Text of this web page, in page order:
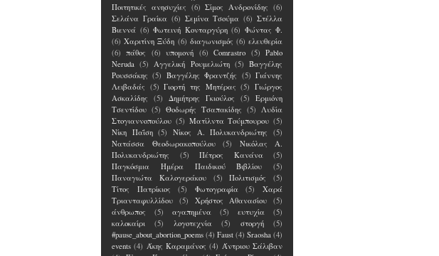
Ποιτητικές ανησυχίες (6) Σίμος Ανδρονίδης (6)
Σελάνα Γραίκα (6) Σεμίνα Τσούμα (6) Στέλλα
Βιεννά (6) Φωτεινή Κονταργύρη (6) Φώντας Φ.
(6) Χαριτίνη Ξύδη (6) διαγωνισμός (6) ελευθερία
(6)
πάθος (6) υπομονή (6) Comrastro (5) Pablo
Neruda (5) Αγγελική Ρουμελιώτη (5) Βαγγέλης
Ρουσσάκης (5) Βαγγέλης Φραντζής (5) Γιάννης
Λειβαδάς (5) Γιορτή της Μητέρας (5) Γιώργος
Ασκαλίδης
(5) Δημήτρης Γκιούλος (5)
Ερμιόνη
Τσεντίδου (5) Θοδωρής Τσαπακίδης (5) Λυδία
Στογιαννοπούλου (5) Ματίλντα Τούμπουρου (5)
Νίκη Παΐση (5) Νίκος Α. Πολυκανδριώτης
(5)
Νατάσσα Θεοδωρακοπούλου
(5)
Νικόλας Α.
Πολυκανδριώτης
(5) Πέτρος Κανάνα
(5)
Παγκόσμια Ημέρα Παιδικού Βιβλίου
(5)
Παναγιώτα Καλογεράκου
(5) Πολιτισμός
(5)
Τίτος Πατρίκιος
(5) Φωτογραφία (5)
Χαρά
Τριανταφυλλίδου
(5) Χρήστος Αθανασίου
(5)
άνθρωπος
(5) αγαπημένα (5) ευτυχία
(5)
καλοκαίρι
(5) λογοτεχνία (5) στοργή
(5)
#pause_about_abortion_poems (4) Faust (4) Sraosha (4)
events (4) Άκης Καραμάνος (4) Άντριου Σάλιβαν